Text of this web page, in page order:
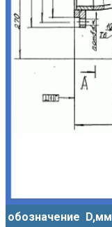
обозначение D,мм